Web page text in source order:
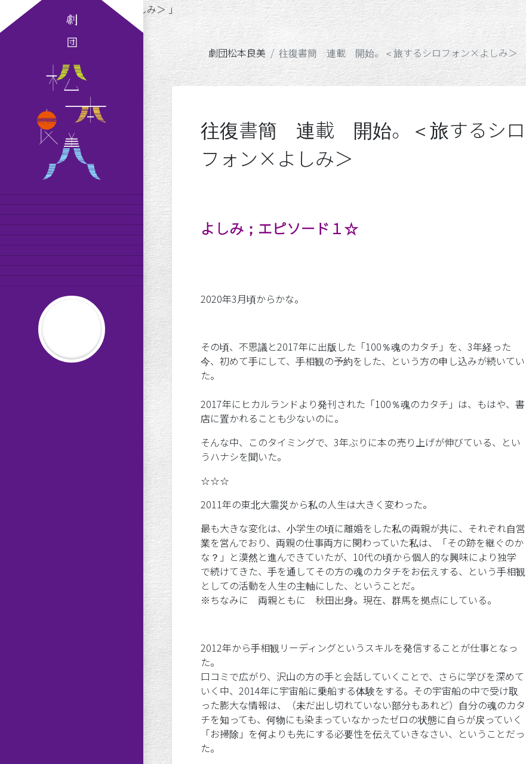
劇団松本良美とは
公演スケジュール
劇団員の紹介
MAISONde梟
劇団日記
オンラインショップ
お問い合わせ
りかーどのお告げ
平成の劇団松本良美
劇団松本良美 往復書簡 連載 開始。＜旅するシロフォン×よしみ＞
シロフォン×よしみ＞ 」
往復書簡 連載 開始。＜旅するシロ
フォン×よしみ＞
よしみ；エピソード１☆
2020年3月頃からかな。
その頃、不思議と2017年に出版した「100％魂のカタチ」を、3年経った
今、初めて手にして、手相観の予約をした、という方の申し込みが続いてい
た。
2017年にヒカルランドより発刊された「100％魂のカタチ」は、もはや、書
店に置かれることも少ないのに。
そんな中、このタイミングで、3年ぶりに本の売り上げが伸びている、とい
うハナシを聞いた。
☆☆☆
2011年の東北大震災から私の人生は大きく変わった。
最も大きな変化は、小学生の頃に離婚をした私の両親が共に、それぞれ自営
業を営んでおり、両親の仕事両方に関わっていた私は、「その跡を継ぐのか
な？」と漠然と進んできていたが、10代の頃から個人的な興味により独学
で続けてきた、手を通してその方の魂のカタチをお伝えする、という手相観
としての活動を人生の主軸にした、ということだ。
※ちなみに 両親ともに 秋田出身。現在、群馬を拠点にしている。
2012年から手相観リーディングというスキルを発信することが仕事となっ
た。
口コミで広がり、沢山の方の手と会話していくことで、さらに学びを深めて
いく中、2014年に宇宙船に乗船する体験をする。その宇宙船の中で受け取
った膨大な情報は、（未だ出し切れていない部分もあれど）自分の魂のカタ
チを知っても、何物にも染まっていなかったゼロの状態に自らが戻っていく
「お掃除」を何よりも先にする必要性を伝えていきなさい、ということだっ
た。
100％「魂」のカタチ
「テハナシ」